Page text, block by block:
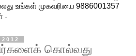
உங்கள் முகவரியை 9886001357
-
கொல்வது